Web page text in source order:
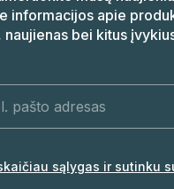
informacijos apie
bei kitus
sąlygas ir sutinku